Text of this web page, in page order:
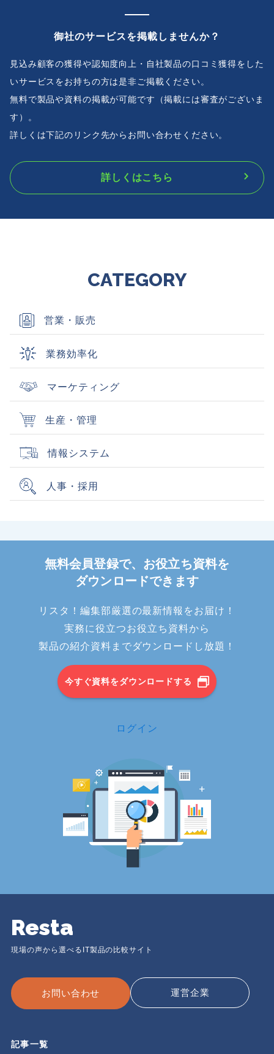
御社のサービスを掲載しませんか？
見込み顧客の獲得や認知度向上・自社製品の口コミ獲得をした
いサービスをお持ちの方は是非ご掲載ください。
無料で製品や資料の掲載が可能です（掲載には審査がございま
す）。
詳しくは下記のリンク先からお問い合わせください。
詳しくはこちら
CATEGORY
営業・販売
業務効率化
マーケティング
生産・管理
情報システム
人事・採用
無料会員登録で、お役立ち資料を
ダウンロードできます
リスタ！編集部厳選の最新情報をお届け！
実務に役立つお役立ち資料から
製品の紹介資料までダウンロードし放題！
今すぐ資料をダウンロードする
ログイン
Resta
現場の声から選べるIT製品の比較サイト
お問い合わせ 運営企業
記事一覧